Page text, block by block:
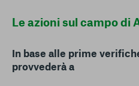
Le azioni sul campo di
In base alle prime
provvederà a